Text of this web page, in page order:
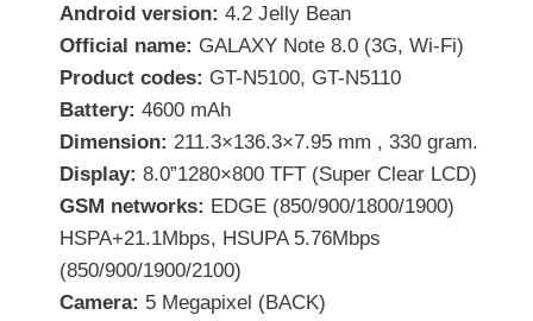
Android version: 4.2 Jelly Bean
Official name: GALAXY Note 8.0 (3G, Wi-Fi)
Product codes: GT-N5100, GT-N5110
Battery: 4600 mAh
Dimension: 211.3×136.3×7.95 mm , 330 gram.
Display: 8.0”1280×800 TFT (Super Clear LCD)
GSM networks: EDGE (850/900/1800/1900)
HSPA+21.1Mbps, HSUPA 5.76Mbps
(850/900/1900/2100)
Camera: 5 Megapixel (BACK)